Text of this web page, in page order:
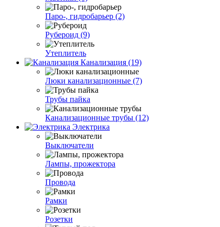
Паро-, гидробарьер (2)
Рубероид (9)
Утеплитель
Канализация (19)
Люки канализационные (7)
Трубы пайка
Канализационные трубы (12)
Электрика
Выключатели
Лампы, прожектора
Провода
Рамки
Розетки